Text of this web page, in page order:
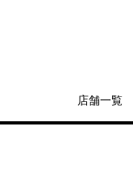
店舗一覧